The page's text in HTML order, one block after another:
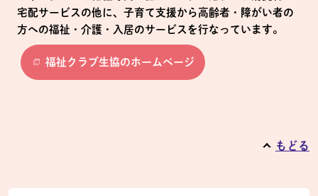
宅配サービスの他に、子育て支援から高齢者・障がい者の
方への福祉・介護・入居のサービスを行なっています。
福祉クラブ生協のホームページ
もどる